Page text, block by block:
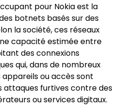
pour Nokia est la
botnets basés sur des
la société, ces réseaux
capacité estimée entre
des connexions
qui, dans de nombreux
ou accès sont
attaques furtives contre des
ou services digitaux.